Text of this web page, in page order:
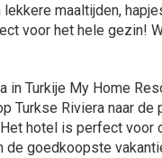
maaltijden,
voor het hele gezin!
in Turkije My Home
Turkse Riviera naar de
hotel is perfect voor
de goedkoopste